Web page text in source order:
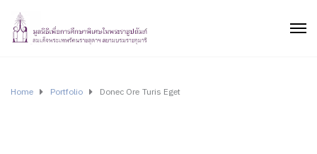
Home Portfolio Donec Ore Turis Eget